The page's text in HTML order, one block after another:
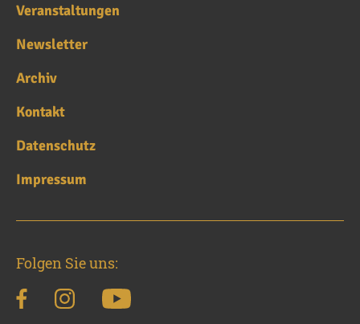
Veranstaltungen
Newsletter
Archiv
Kontakt
Datenschutz
Impressum
Folgen Sie uns: